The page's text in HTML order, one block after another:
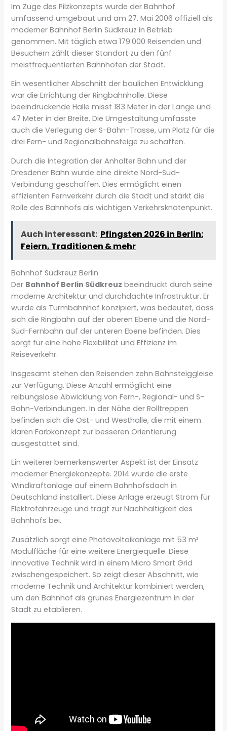
Im Zuge des Pilzkonzepts wurde der Bahnhof
umfassend umgebaut und am 27. Mai 2006 offiziell als
moderner Bahnhof Berlin Südkreuz in Betrieb
genommen. Mit täglich etwa 179.000 Reisenden und
Besuchern zählt dieser Standort zu den fünf
meistfrequentierten Bahnhöfen der Stadt.
Ein wesentlicher Abschnitt der baulichen Entwicklung
war die Errichtung der Ringbahnhalle. Diese
beeindruckende Halle misst 183 Meter in der Länge und
47 Meter in der Breite. Die Umgestaltung umfasste
auch die Verlegung der S-Bahn-Trasse, um Platz für die
drei Fern- und Regionalbahnsteige zu schaffen.
Durch die Integration der Anhalter Bahn und der
Dresdener Bahn wurde eine direkte Nord-Süd-
Verbindung geschaffen. Dies ermöglicht einen
effizienten Fernverkehr durch die Stadt und stärkt die
Rolle des Bahnhofs als wichtigen Verkehrsknotenpunkt.
Auch interessant: Pfingsten 2026 in Berlin:
Feiern, Traditionen & mehr
Bahnhof Südkreuz Berlin
Der Bahnhof Berlin Südkreuz beeindruckt durch seine
moderne Architektur und durchdachte Infrastruktur. Er
wurde als Turmbahnhof konzipiert, was bedeutet, dass
sich die Ringbahn auf der oberen Ebene und die Nord-
Süd-Fernbahn auf der unteren Ebene befinden. Dies
sorgt für eine hohe Flexibilität und Effizienz im
Reiseverkehr.
Insgesamt stehen den Reisenden zehn Bahnsteiggleise
zur Verfügung. Diese Anzahl ermöglicht eine
reibungslose Abwicklung von Fern-, Regional- und S-
Bahn-Verbindungen. In der Nähe der Rolltreppen
befinden sich die Ost- und Westhalle, die mit einem
klaren Farbkonzept zur besseren Orientierung
ausgestattet sind.
Ein weiterer bemerkenswerter Aspekt ist der Einsatz
moderner Energiekonzepte. 2014 wurde die erste
Windkraftanlage auf einem Bahnhofsdach in
Deutschland installiert. Diese Anlage erzeugt Strom für
Elektrofahrzeuge und trägt zur Nachhaltigkeit des
Bahnhofs bei.
Zusätzlich sorgt eine Photovoltaikanlage mit 53 m²
Modulfläche für eine weitere Energiequelle. Diese
innovative Technik wird in einem Micro Smart Grid
zwischengespeichert. So zeigt dieser Abschnitt, wie
moderne Technik und Architektur kombiniert werden,
um den Bahnhof als grünes Energiezentrum in der
Stadt zu etablieren.